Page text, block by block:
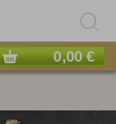
0,00 €